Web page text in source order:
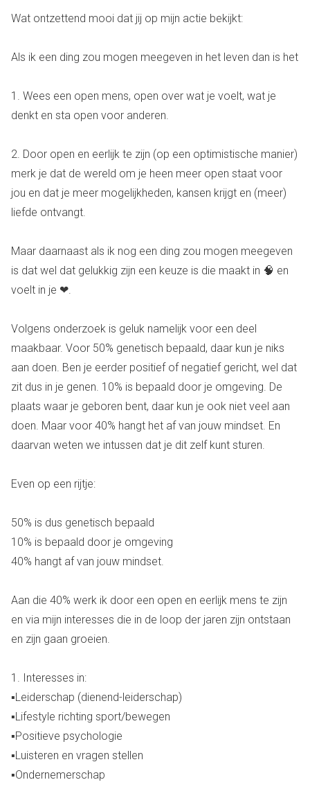
Wat ontzettend mooi dat jij op mijn actie bekijkt:
Als ik een ding zou mogen meegeven in het leven dan is het
1. Wees een open mens, open over wat je voelt, wat je
denkt en sta open voor anderen.
2. Door open en eerlijk te zijn (op een optimistische manier)
merk je dat de wereld om je heen meer open staat voor
jou en dat je meer mogelijkheden, kansen krijgt en (meer)
liefde ontvangt.
Maar daarnaast als ik nog een ding zou mogen meegeven
is dat wel dat gelukkig zijn een keuze is die maakt in 🧠 en
voelt in je ❤.
Volgens onderzoek is geluk namelijk voor een deel
maakbaar. Voor 50% genetisch bepaald, daar kun je niks
aan doen. Ben je eerder positief of negatief gericht, wel dat
zit dus in je genen. 10% is bepaald door je omgeving. De
plaats waar je geboren bent, daar kun je ook niet veel aan
doen. Maar voor 40% hangt het af van jouw mindset. En
daarvan weten we intussen dat je dit zelf kunt sturen.
Even op een rijtje:
50% is dus genetisch bepaald
10% is bepaald door je omgeving
40% hangt af van jouw mindset.
Aan die 40% werk ik door een open en eerlijk mens te zijn
en via mijn interesses die in de loop der jaren zijn ontstaan
en zijn gaan groeien.
1. Interesses in:
▪︎Leiderschap (dienend-leiderschap)
▪︎Lifestyle richting sport/bewegen
▪︎Positieve psychologie
▪︎Luisteren en vragen stellen
▪︎Ondernemerschap